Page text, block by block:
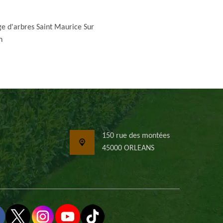
d'arbres Saint Maurice Sur
150 rue des montées
45000 ORLEANS